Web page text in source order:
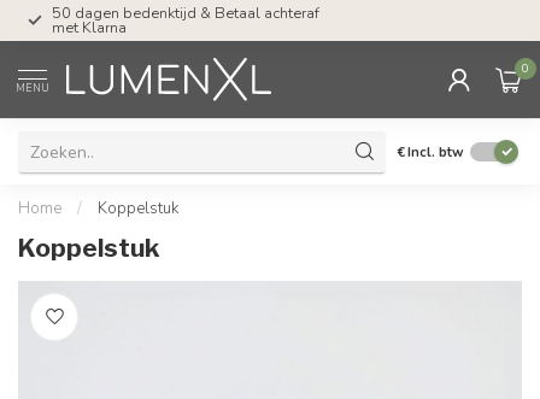
Tel: ma-do tot 23.00, vr tot 21.00, za tot
17.00 uur
MENU
0
€Incl. btw
Home / Koppelstuk
Koppelstuk